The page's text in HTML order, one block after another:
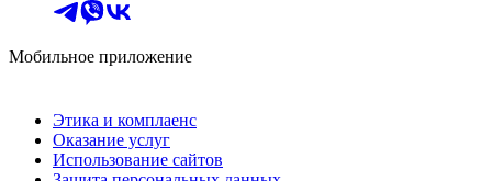
Мобильное приложение
Этика и комплаенс
Оказание услуг
Использование сайтов